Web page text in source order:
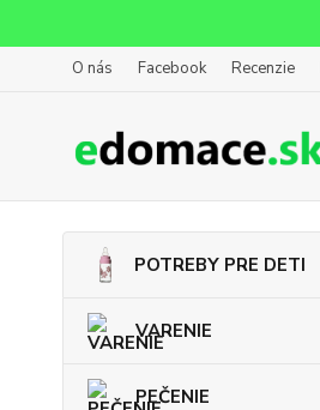
O nás Facebook Recenzie
POTREBY PRE DETI
VARENIE
PEČENIE